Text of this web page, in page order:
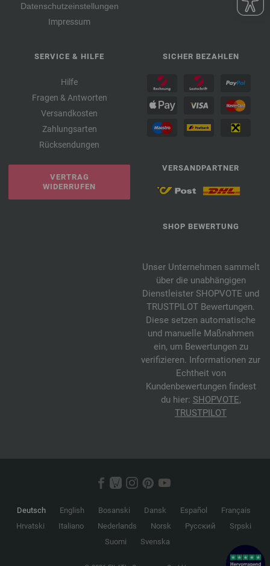
Datenschutzeinstellungen
Impressum
SERVICE & HILFE
Hilfe
Fragen & Antworten
Versandkosten
Zahlungsarten
Rücksendungen
VERTRAG
WIDERRUFEN
SICHER BEZAHLEN
VERSANDPARTNER
SHOP BEWERTUNG
Unser Unternehmen sammelt
über die unabhängigen
Dienstleister SHOPVOTE und
TRUSTPILOT Bewertungen.
Diese setzen automatische
und manuelle Maßnahmen
ein, um Bewertungen zu
verifizieren. Informationen zur
Echtheit von
Kundenbewertungen findest
du hier: SHOPVOTE,
TRUSTPILOT
Deutsch English Bosanski Dansk Español
Français
Hrvatski
Italiano Nederlands Norsk Русский
Srpski
Suomi
Svenska